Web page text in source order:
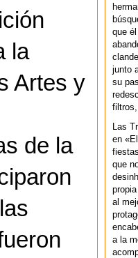
la
Artes y
de la
que
junto
su
filtros,
Las
en
que
al
a la